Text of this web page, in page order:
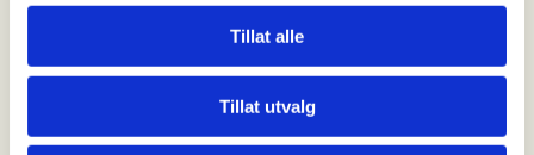
Tillat alle
Tillat utvalg